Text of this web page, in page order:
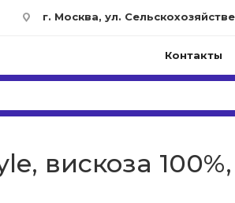
г. Москва, ул.
Контакты
вискоза 100%,